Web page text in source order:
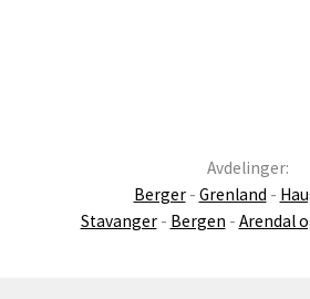
Avdelinger:
Berger- Grenland -
Stavanger- Bergen - Arendal